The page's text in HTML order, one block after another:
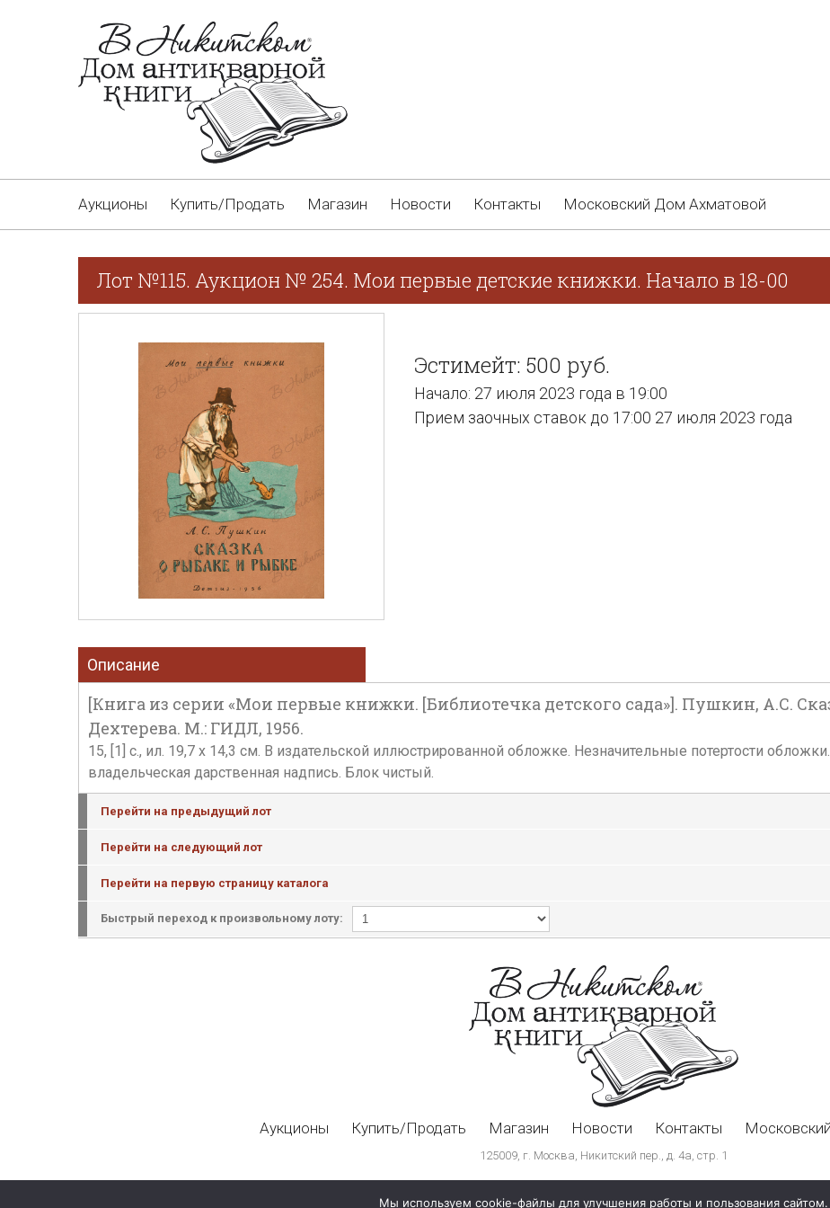
Аукционы Купить/Продать Магазин Новости Контакты Московский Дом Ахматовой
Лот №115. Аукцион № 254. Мои первые детские книжки. Начало в 18-00
Эстимейт: 500 руб.
Начало: 27 июля 2023 года в 19:00
Прием заочных ставок до 17:00 27 июля 2023 года
Описание
[Книга из серии «Мои первые книжки. [Библиотечка детского сада»]. Пушкин, А.С.
Дехтерева. М.: ГИДЛ, 1956.
15, [1] с., ил. 19,7 х 14,3 см. В издательской иллюстрированной обложке. Незначительные потертости
владельческая дарственная надпись. Блок чистый.
Перейти на предыдущий лот
Перейти на следующий лот
Перейти на первую страницу каталога
Быстрый переход к произвольному лоту:
Аукционы Купить/Продать Магазин Новости Контакты
125009, г. Москва, Никитский пер., д. 4а, стр. 1
Мы используем cookie-файлы для улучшения работы и пользования сайтом.